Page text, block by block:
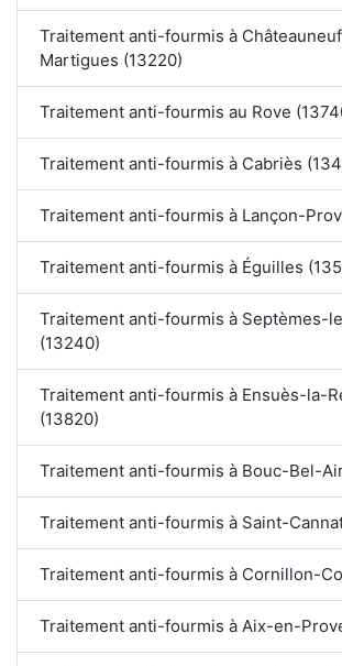
Traitement anti-fourmis à
Martigues (13220)
Traitement anti-fourmis au Rove
Traitement anti-fourmis à Cabriès
Traitement anti-fourmis à Lançon-
Traitement anti-fourmis à Éguilles
Traitement anti-fourmis à Septèmes-
(13240)
Traitement anti-fourmis à Ensuès-la-
(13820)
Traitement anti-fourmis à Bouc-Bel-
Traitement anti-fourmis à Saint-
Traitement anti-fourmis à Cornillon-
Traitement anti-fourmis à Aix-en-